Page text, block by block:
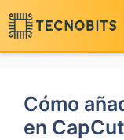
Saltar
al
contenido
Cómo
en CapCut